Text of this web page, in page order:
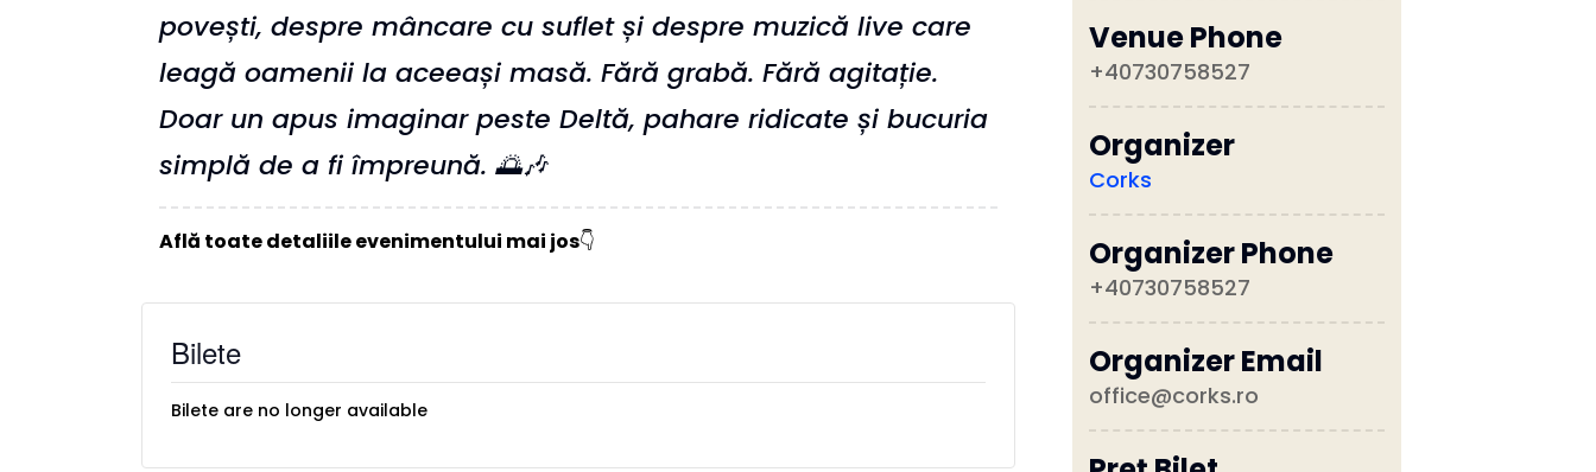
povești, despre mâncare cu suflet și despre muzică live care
leagă oamenii la aceeași masă. Fără grabă. Fără agitație.
Doar un apus imaginar peste Deltă, pahare ridicate și bucuria
simplă de a fi împreună. 🌅🎶
Află toate detaliile evenimentului mai jos👇
Bilete
Bilete are no longer available
Venue Phone
+40730758527
Organizer
Corks
Organizer Phone
+40730758527
Organizer Email
office@corks.ro